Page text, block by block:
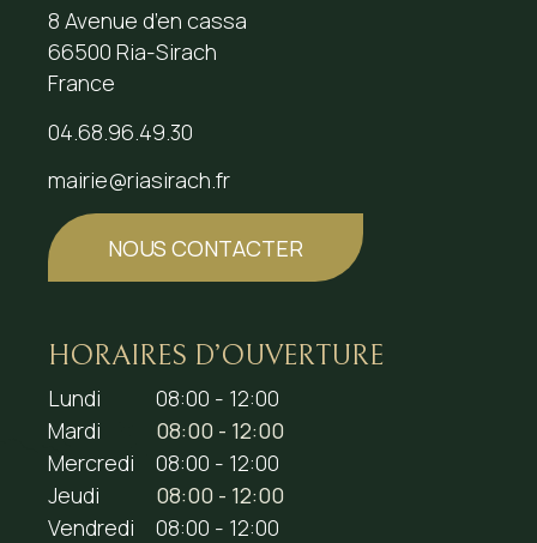
8 Avenue d’en cassa
66500 Ria-Sirach
France
04.68.96.49.30
mairie@riasirach.fr
NOUS CONTACTER
HORAIRES D’OUVERTURE
Lundi
08:00 - 12:00
Mardi
08:00 - 12:00
Mercredi
08:00 - 12:00
Jeudi
08:00 - 12:00
Vendredi
08:00 - 12:00